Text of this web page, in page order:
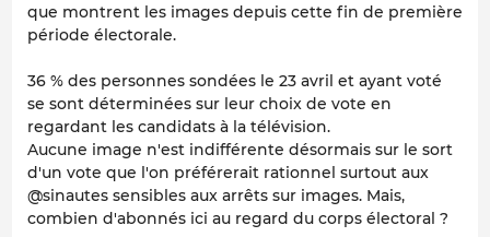
que montrent les images depuis cette fin de première
période électorale.
36 % des personnes sondées le 23 avril et ayant voté
se sont déterminées sur leur choix de vote en
regardant les candidats à la télévision.
Aucune image n'est indifférente désormais sur le sort
d'un vote que l'on préférerait rationnel surtout aux
@sinautes sensibles aux arrêts sur images. Mais,
combien d'abonnés ici au regard du corps électoral ?